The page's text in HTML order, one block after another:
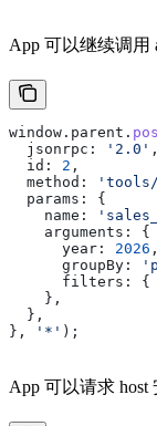
App 可以继续调用
window . parent .
  jsonrpc:
'2.0' ,
  id:
2 ,
  method:
  params:
{
    name:
    arguments:
{
      year:
2026 ,
      groupBy:
      filters:
{
    },
  },
},
'*' );
App 可以请求 host